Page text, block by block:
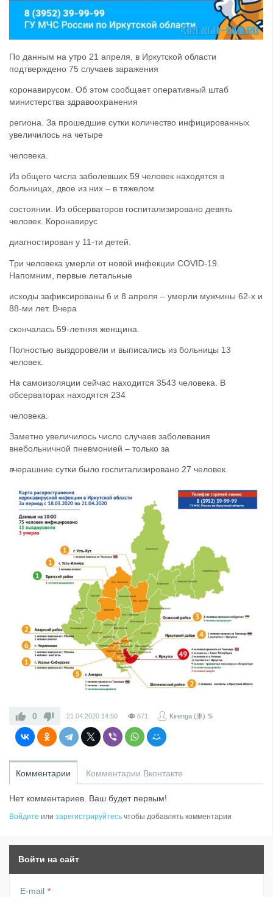
По данным на утро 21 апреля, в Иркутской области
подтверждено 75 случаев заражения
коронавирусом. Об этом сообщает оперативный штаб
министерства здравоохранения
региона. За прошедшие сутки количество инфицированных
увеличилось на четыре
человека.
Из общего числа заболевших 59 человек находятся в
больницах, двое из них – в тяжелом
состоянии. Из обсерваторов госпитализировано девять
человек. Коронавирус
диагностирован у 11-ти детей.
Три человека умерли от новой инфекции COVID-19.
Напомним, первые летальные
исходы зафиксированы 6 и 8 апреля – умерли мужчины 62-х и
88-ми лет. Вчера
скончалась 59-летняя женщина.
Полностью выздоровели и выписались из больницы 13
человек.
На самоизоляции сейчас находится 3543 человека. В
обсерваторах находятся 234
человека.
Заметно увеличилось число случаев заболевания
внебольничной пневмонией – только за
вчерашние сутки было госпитализировано 27 человек.
0 21.04.2020 14:50 671 Kirenga (東) ♋
Комментарии Комментарии Вконтакте
Нет комментариев. Ваш будет первым!
Войдите или зарегистрируйтесь чтобы добавлять комментарии
Войти на сайт
E-mail